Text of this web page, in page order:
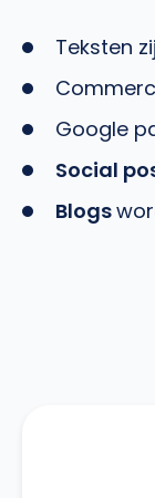
Teksten
Google
Social
Blogs